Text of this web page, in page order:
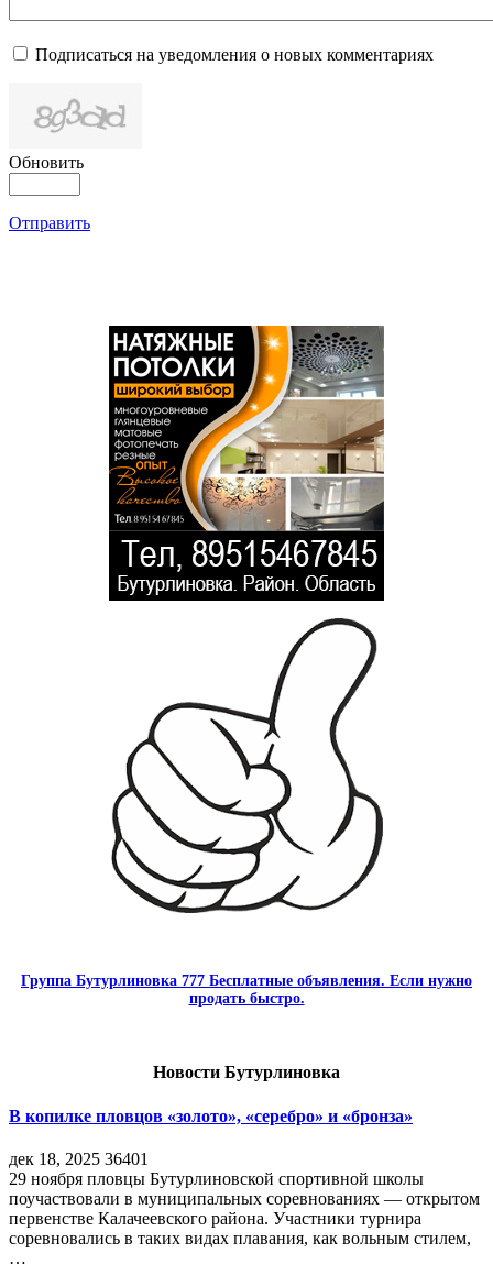
Подписаться на уведомления о новых комментариях
Обновить
Отправить
Группа Бутурлиновка 777 Бесплатные объявления. Если нужно
продать быстро.
Новости Бутурлиновка
В копилке пловцов «золото», «серебро» и «бронза»
дек 18, 2025 36401
29 ноября пловцы Бутурлиновской спортивной школы
поучаствовали в муниципальных соревнованиях — открытом
первенстве Калачеевского района. Участники турнира
соревновались в таких видах плавания, как вольным стилем,
…